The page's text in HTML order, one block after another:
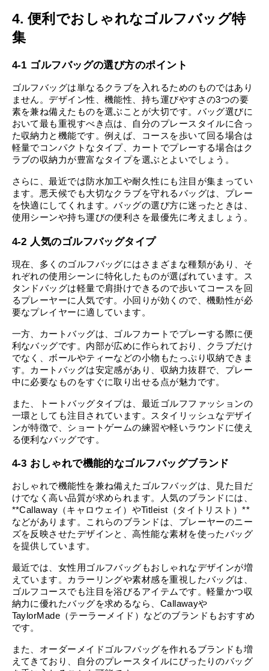
4. 便利でおしゃれなゴルフバッグ特
集
4-1 ゴルフバッグの選び方のポイント
ゴルフバッグは単なるクラブを入れるためのものではあり
ません。デザイン性、機能性、持ち運びやすさの3つの要
素を兼ね備えたものを選ぶことが大切です。バッグ選びに
おいて最も重視すべき点は、自分のプレースタイルに合っ
た収納力と機能です。例えば、コースを歩いて回る場合は
軽量でコンパクトなタイプ、カートでプレーする場合はク
ラブの収納力が豊富なタイプを選ぶとよいでしょう。
さらに、最近では防水加工や耐久性にも注目が集まってい
ます。悪天候でも大切なクラブを守れるバッグは、プレー
を快適にしてくれます。バッグの選び方に迷ったときは、
使用シーンや持ち運びの便利さを最優先に考えましょう。
4-2 人気のゴルフバッグタイプ
現在、多くのゴルフバッグにはさまざまな種類があり、そ
れぞれの使用シーンに特化したものが選ばれています。ス
タンドバッグは軽量で肩掛けできるので歩いてコースを回
るプレーヤーに人気です。小回りが効くので、機動性が必
要なプレイヤーに適しています。
一方、カートバッグは、ゴルフカートでプレーする際に便
利なバッグです。内部が広めに作られており、クラブだけ
でなく、ボールやティーなどの小物もたっぷり収納できま
す。カートバッグは安定感があり、収納力抜群で、プレー
中に必要なものをすぐに取り出せる点が魅力です。
また、トートバッグタイプは、最近ゴルフファッションの
一環としても注目されています。スタイリッシュなデザイ
ンが特徴で、ショートゲームの練習や軽いラウンドに使え
る便利なバッグです。
4-3 おしゃれで機能的なゴルフバッグブランド
おしゃれで機能性を兼ね備えたゴルフバッグは、見た目だ
けでなく高い品質が求められます。人気のブランドには、
**Callaway（キャロウェイ）やTitleist（タイトリスト）**
などがあります。これらのブランドは、プレーヤーのニー
ズを反映させたデザインと、高性能な素材を使ったバッグ
を提供しています。
最近では、女性用ゴルフバッグもおしゃれなデザインが増
えています。カラーリングや素材感を重視したバッグは、
ゴルフコースでも注目を浴びるアイテムです。軽量かつ収
納力に優れたバッグを求めるなら、Callawayや
TaylorMade（テーラーメイド）などのブランドもおすすめ
です。
また、オーダーメイドゴルフバッグを作れるブランドも増
えてきており、自分のプレースタイルにぴったりのバッグ